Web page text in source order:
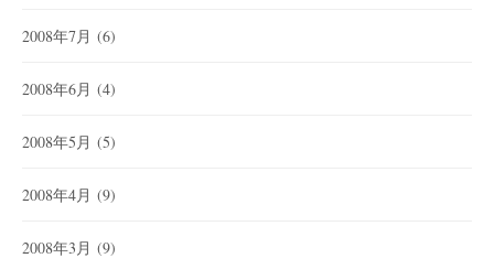
2008年7月 (6)
2008年6月 (4)
2008年5月 (5)
2008年4月 (9)
2008年3月 (9)